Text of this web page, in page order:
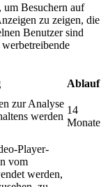
Besuchern auf
zu zeigen, die
Benutzer sind
Ablauf
zur Analyse
werden
14
Monate
Player-
vom
werden,